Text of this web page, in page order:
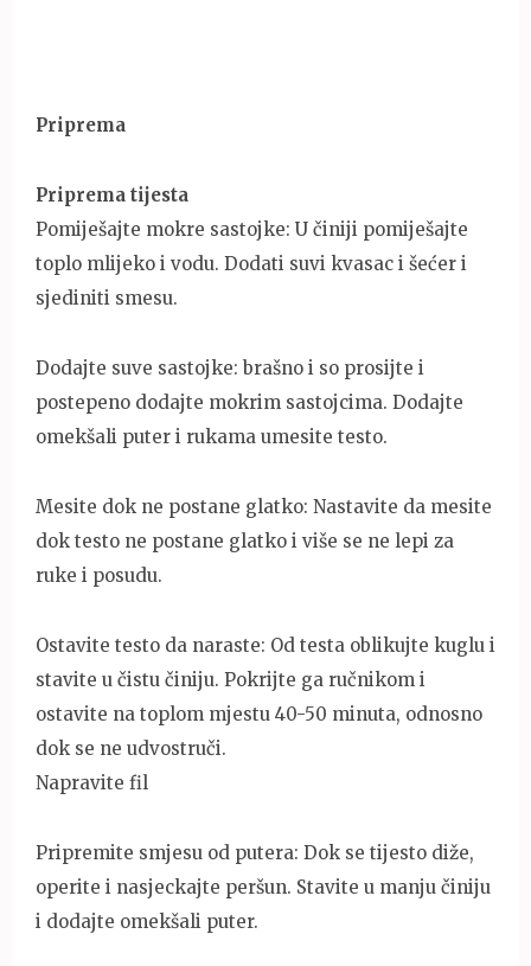
Priprema
Priprema tijesta
Pomiješajte mokre sastojke: U činiji pomiješajte
toplo mlijeko i vodu. Dodati suvi kvasac i šećer i
sjediniti smesu.
Dodajte suve sastojke: brašno i so prosijte i
postepeno dodajte mokrim sastojcima. Dodajte
omekšali puter i rukama umesite testo.
Mesite dok ne postane glatko: Nastavite da mesite
dok testo ne postane glatko i više se ne lepi za
ruke i posudu.
Ostavite testo da naraste: Od testa oblikujte kuglu i
stavite u čistu činiju. Pokrijte ga ručnikom i
ostavite na toplom mjestu 40-50 minuta, odnosno
dok se ne udvostruči.
Napravite fil
Pripremite smjesu od putera: Dok se tijesto diže,
operite i nasjeckajte peršun. Stavite u manju činiju
i dodajte omekšali puter.